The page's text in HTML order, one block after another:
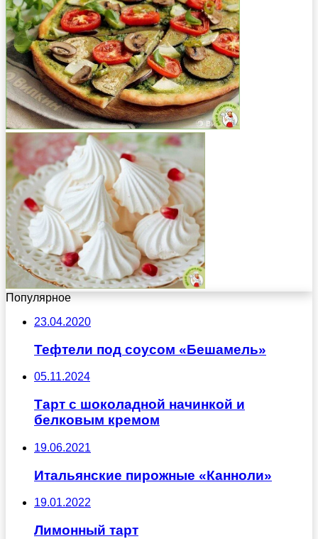
Популярное
23.04.2020
Тефтели под соусом «Бешамель»
05.11.2024
Тарт с шоколадной начинкой и
белковым кремом
19.06.2021
Итальянские пирожные «Канноли»
19.01.2022
Лимонный тарт